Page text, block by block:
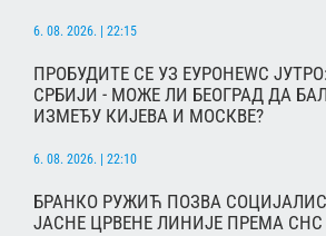
6. 08. 2026. | 22:15
ПРОБУДИТЕ СЕ УЗ ЕУРОНЕWС
СРБИЈИ - МОЖЕ ЛИ БЕОГРАД ДА
ИЗМЕЂУ КИЈЕВА И МОСКВЕ?
6. 08. 2026. | 22:10
БРАНКО РУЖИЋ ПОЗВА
ЈАСНЕ ЦРВЕНЕ ЛИНИЈЕ ПРЕМА СНС